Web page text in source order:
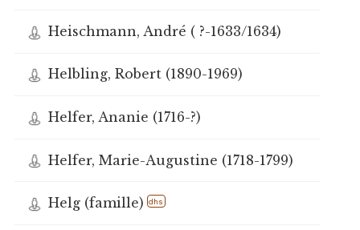
Heischmann, André ( ?-1633/1634)
Helbling, Robert (1890-1969)
Helfer, Ananie (1716-?)
Helfer, Marie-Augustine (1718-1799)
Helg (famille) dhs